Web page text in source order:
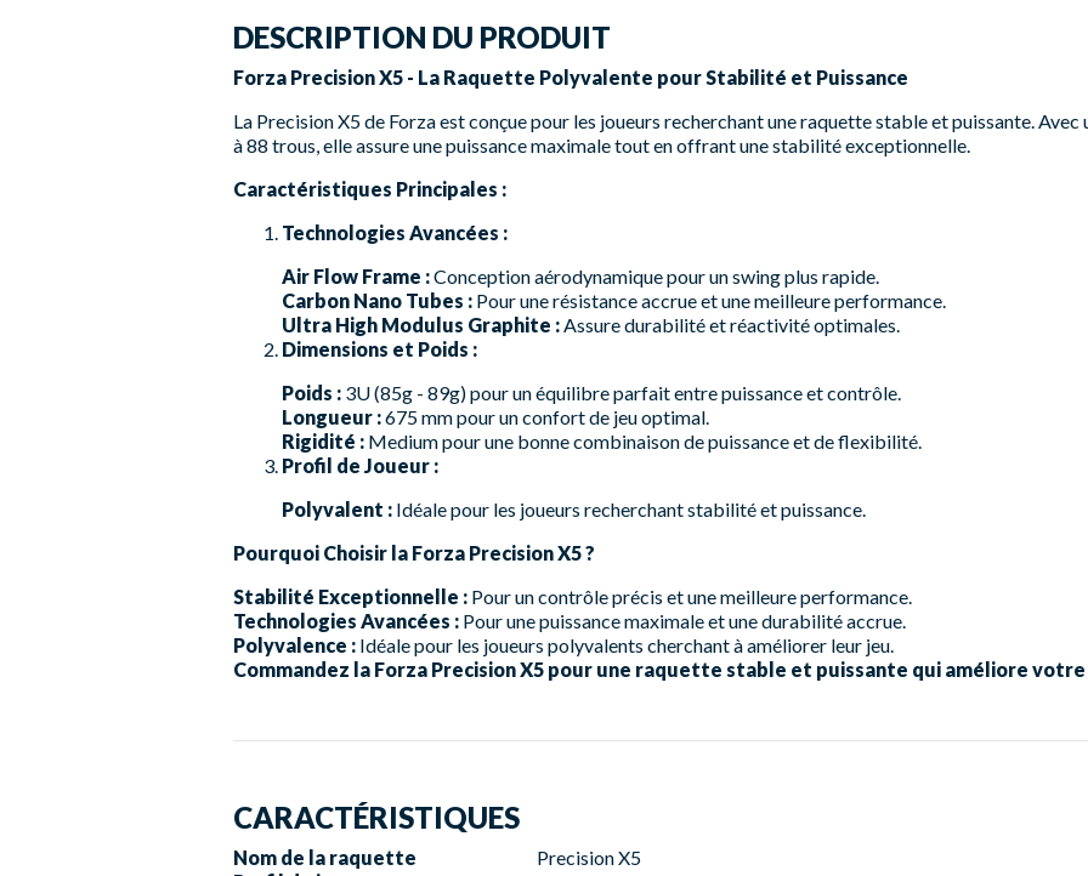
DESCRIPTION DU PRODUIT
Forza Precision X5 - La Raquette Polyvalente pour Stabilité et Puissance
La Precision X5 de Forza est conçue pour les joueurs recherchant une raquette stable et puissante. Avec
à 88 trous, elle assure une puissance maximale tout en offrant une stabilité exceptionnelle.
Caractéristiques Principales :
Technologies Avancées :
Air Flow Frame :Conception aérodynamique pour un swing plus rapide.
Carbon Nano Tubes : Pour une résistance accrue et une meilleure performance.
Ultra High Modulus Graphite :Assure durabilité et réactivité optimales.
Dimensions et Poids :
Poids : 3U (85g - 89g) pour un équilibre parfait entre puissance et contrôle.
Longueur :675 mm pour un confort de jeu optimal.
Rigidité : Medium pour une bonne combinaison de puissance et de flexibilité.
Profil de Joueur :
Polyvalent : Idéale pour les joueurs recherchant stabilité et puissance.
Pourquoi Choisir la Forza Precision X5 ?
Stabilité Exceptionnelle : Pour un contrôle précis et une meilleure performance.
Technologies Avancées : Pour une puissance maximale et une durabilité accrue.
Polyvalence : Idéale pour les joueurs polyvalents cherchant à améliorer leur jeu.
Commandez la Forza Precision X5 pour une raquette stable et puissante qui améliore
CARACTÉRISTIQUES
Nom de la raquette
Precision X5